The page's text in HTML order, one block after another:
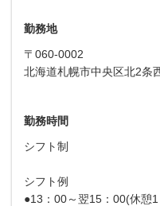
勤務地
〒060-0002
北海道札幌市中央区北2条
勤務時間
シフト制
シフト例
●13：00～翌15：00(休憩